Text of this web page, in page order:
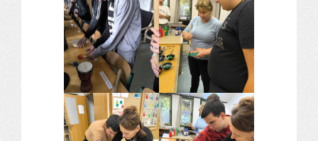
Ökoiskola
Elérhetőségek
Fogadóóra
Tájékoztatás
Állásajánlatok